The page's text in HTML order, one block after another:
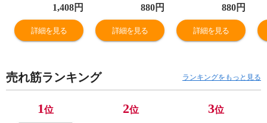
情ことば選び辞
典ポムフィオー
レエディション /
学研辞典編集部
1,408円
詳細を見る
880円
詳細を見る
880円
詳細を見る
売れ筋ランキング ランキングをもっと見る
1位 2位 3位